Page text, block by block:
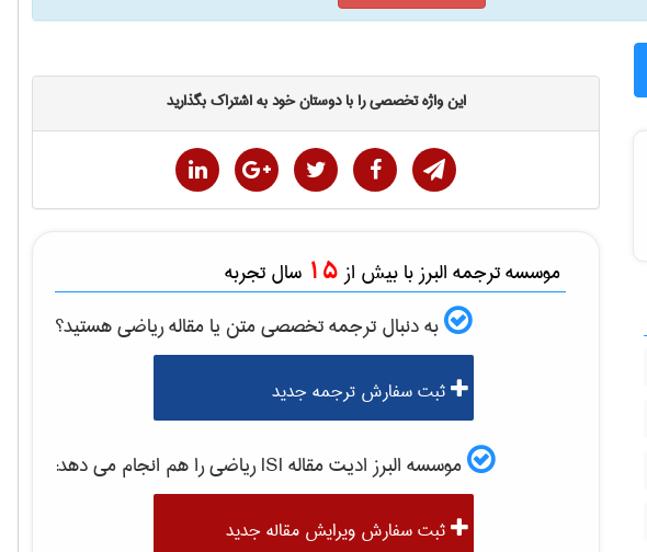
این واژه تخصصی را با دوستان خود به اشتراک بگذارید
موسسه ترجمه البرز با بیش از 15 سال تجربه
به دنبال ترجمه تخصصی متن یا مقالهرياضیهستید؟
ثبت سفارش ترجمه جدید
موسسه البرز ادیت مقاله ISI رياضیرا هم انجام می دهد:
ثبت سفارش ویرایش مقاله جدید